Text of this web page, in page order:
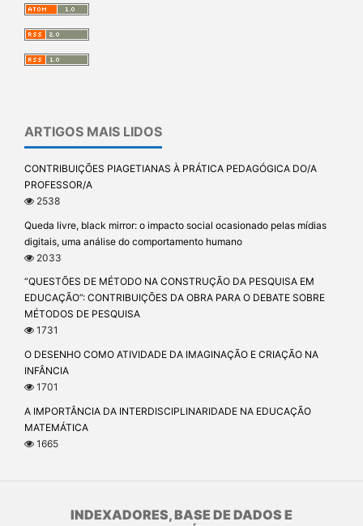
ARTIGOS MAIS LIDOS
CONTRIBUIÇÕES PIAGETIANAS À PRÁTICA PEDAGÓGICA DO/A
PROFESSOR/A
2538
Queda livre, black mirror: o impacto social ocasionado pelas mídias
digitais, uma análise do comportamento humano
2033
“QUESTÕES DE MÉTODO NA CONSTRUÇÃO DA PESQUISA EM
EDUCAÇÃO”: CONTRIBUIÇÕES DA OBRA PARA O DEBATE SOBRE
MÉTODOS DE PESQUISA
1731
O DESENHO COMO ATIVIDADE DA IMAGINAÇÃO E CRIAÇÃO NA
INFÂNCIA
1701
A IMPORTÂNCIA DA INTERDISCIPLINARIDADE NA EDUCAÇÃO
MATEMÁTICA
1665
INDEXADORES, BASE DE DADOS E